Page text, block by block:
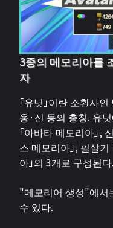
3종의 메모리아를
자
「유닛」이란 소환사
웅·신 등의 총칭. 유
「아바타 메모리아」,
스 메모리아」, 필살
아」의 3개로 구성된다.
"메모리어 생성"에서
수 있다.